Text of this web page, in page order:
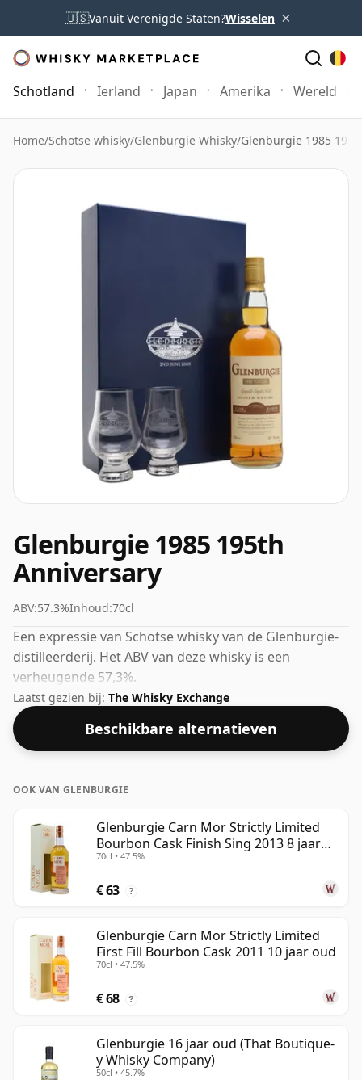
🇺🇸Vanuit Verenigde Staten?Wisselen ×
Schotland Ierland Japan Amerika Wereld
Home/Schotse whisky/Glenburgie Whisky/Glenburgie 1985
Glenburgie 1985 195th
Anniversary
ABV:57.3%Inhoud:70cl
Een expressie van Schotse whisky van de Glenburgie-
distilleerderij. Het ABV van deze whisky is een
verheugende 57,3%.
Laatst gezien bij: The Whisky Exchange
Beschikbare alternatieven
OOK VAN GLENBURGIE
Glenburgie Carn Mor Strictly Limited
Bourbon Cask Finish Sing 2013 8 jaar
oud
70cl • 47.5%
€ 63 ?
Glenburgie Carn Mor Strictly Limited
First Fill Bourbon Cask 2011 10 jaar oud
70cl • 47.5%
€ 68 ?
Glenburgie 16 jaar oud (That Boutique-
y Whisky Company)
50cl • 45.7%